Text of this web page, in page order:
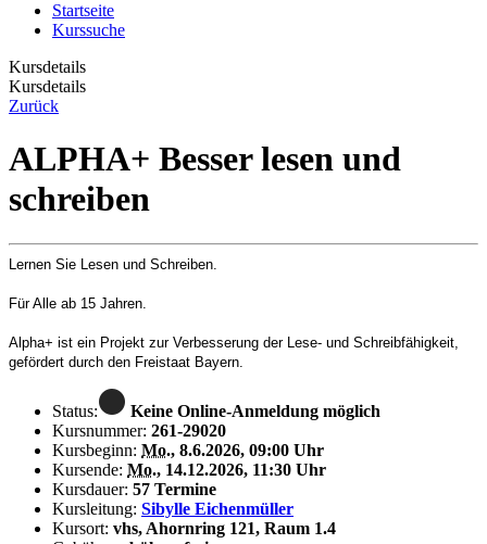
Startseite
Kurssuche
Kursdetails
Kursdetails
Zurück
ALPHA+ Besser lesen und
schreiben
Lernen Sie Lesen und Schreiben.
Für Alle ab 15 Jahren.
Alpha+ ist ein Projekt zur Verbesserung der Lese- und Schreibfähigkeit,
gefördert durch den Freistaat Bayern.
Status:
Keine Online-Anmeldung möglich
Kursnummer: 261-29020
Kursbeginn: Mo., 8.6.2026, 09:00 Uhr
Kursende: Mo., 14.12.2026, 11:30 Uhr
Kursdauer: 57 Termine
Kursleitung: Sibylle Eichenmüller
Kursort: vhs, Ahornring 121, Raum 1.4